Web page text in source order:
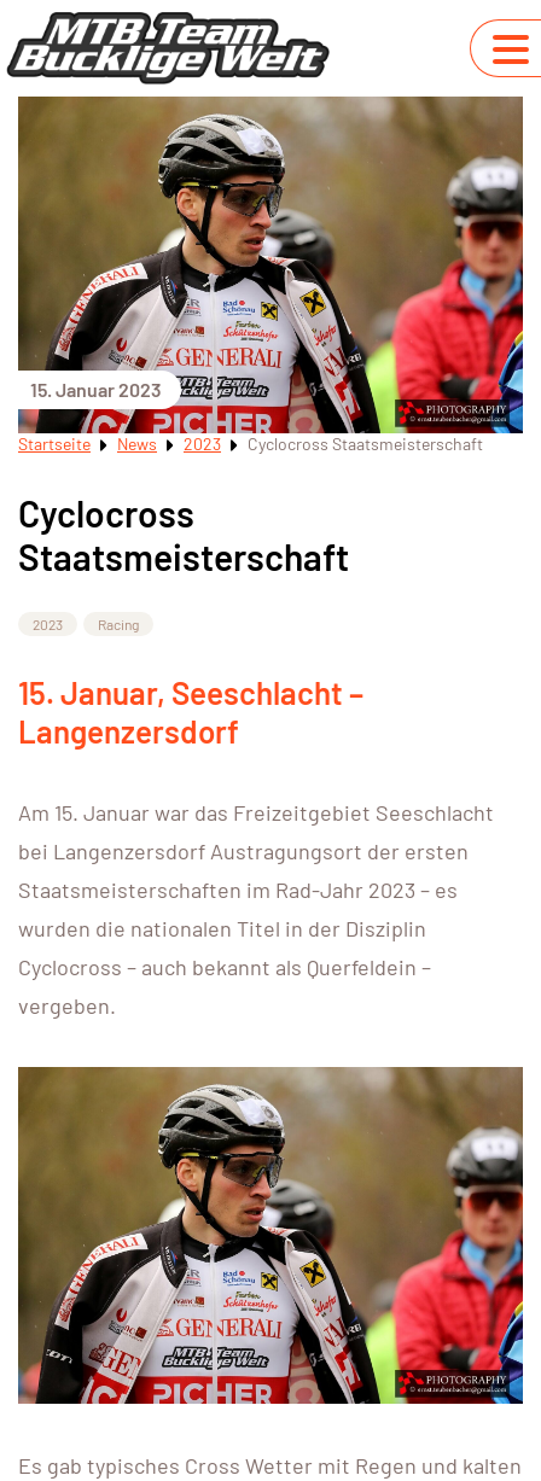
15. Januar 2023
Startseite News 2023 Cyclocross Staatsmeisterschaft
Cyclocross
Staatsmeisterschaft
2023 Racing
15. Januar, Seeschlacht –
Langenzersdorf
Am 15. Januar war das Freizeitgebiet Seeschlacht
bei Langenzersdorf Austragungsort der ersten
Staatsmeisterschaften im Rad-Jahr 2023 – es
wurden die nationalen Titel in der Disziplin
Cyclocross – auch bekannt als Querfeldein –
vergeben.
Es gab typisches Cross Wetter mit Regen und kalten